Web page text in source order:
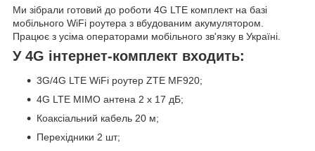
Ми зібрали готовий до роботи 4G LTE комплект на базі
мобільного WiFi роутера з вбудованим акумулятором.
Працює з усіма операторами мобільного зв'язку в Україні.
У 4G інтернет-комплект входить:
3G/4G LTE WiFi роутер ZTE MF920;
4G LTE MIMO антена 2 х 17 дБ;
Коаксіальний кабель 20 м;
Перехідники 2 шт;